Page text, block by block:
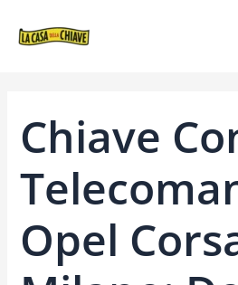
Chiave
Opel
ARTICOLI